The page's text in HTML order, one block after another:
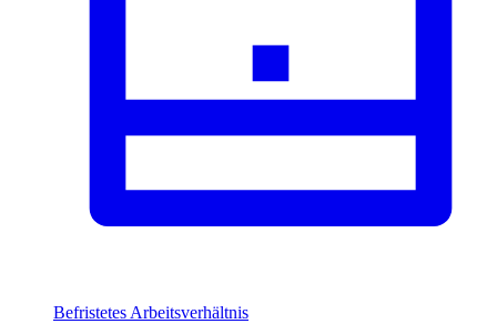
Befristetes Arbeitsverhältnis